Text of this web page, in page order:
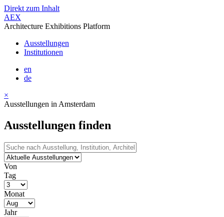
Direkt zum Inhalt
AEX
Architecture Exhibitions Platform
Ausstellungen
Institutionen
en
de
×
Ausstellungen in Amsterdam
Ausstellungen finden
Von
Tag
Monat
Jahr